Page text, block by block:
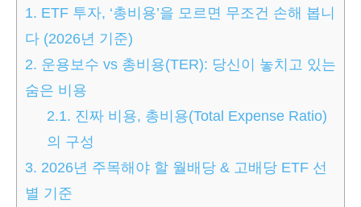
1. ETF 투자, ‘총비용’을 모르면 무조건 손해 봅니
다 (2026년 기준)
2. 운용보수 vs 총비용(TER): 당신이 놓치고 있는
숨은 비용
2.1. 진짜 비용, 총비용(Total Expense Ratio)
의 구성
3. 2026년 주목해야 할 월배당 & 고배당 ETF 선
별 기준